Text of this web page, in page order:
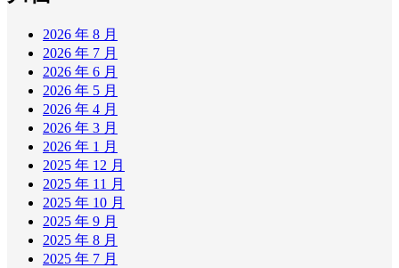
2026 年 8 月
2026 年 7 月
2026 年 6 月
2026 年 5 月
2026 年 4 月
2026 年 3 月
2026 年 1 月
2025 年 12 月
2025 年 11 月
2025 年 10 月
2025 年 9 月
2025 年 8 月
2025 年 7 月